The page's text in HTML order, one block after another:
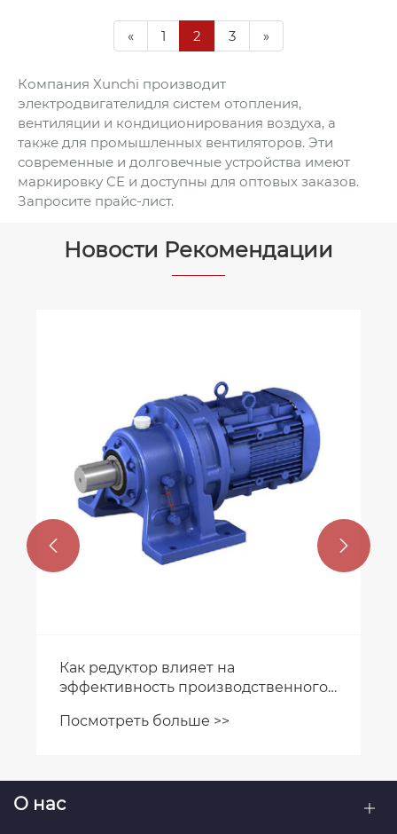
электродвигатели Leroy Somer, происходящие
столетней историей, с ключевыми аспектами:
авиационная абсолютная надежность,
сверхвысокая энергоэффективность IE4+,
сильная совместимость и адаптивность,
благодаря совершенной системе продуктов и
строгому качеству, стали ядреным
« 1 2 3 »
Компания Xunchi производит
электродвигателидля систем отопления,
вентиляции и кондиционирования воздуха, а
также для промышленных вентиляторов. Эти
современные и долговечные устройства имеют
маркировку CE и доступны для оптовых заказов.
Запросите прайс-лист.
Новости Рекомендации
Приводное оборудование для
 
О нас